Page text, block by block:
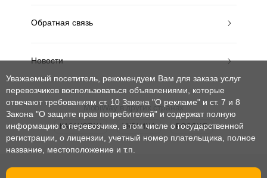
Обратная связь
Новости
MobiWay в других странах
КАЗАХСТАН УКРАИНА РОССИЯ
Уважаемый посетитель, рекомендуем Вам для заказа услуг
перевозчиков воспользоваться объявлениями, которые
отвечают требованиям ст. 10 Закона "О рекламе" и ст. 7 и 8
Закона "О защите прав потребителей" и содержат полную
информацию о перевозчике, в том числе о государственной
регистрации, о лицензии, учетный номер плательщика, полное
название, местоположение и т.п.